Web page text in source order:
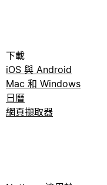
下載
iOS 與 Android
Mac 和 Windows
日曆
網頁擷取器